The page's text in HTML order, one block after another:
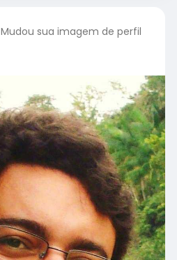
Mudou sua imagem de perfil